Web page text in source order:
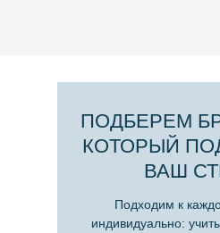
Подходим к
индивидуально:
ПОДБЕРЕМ
КОТОРЫЙ
ВАШ